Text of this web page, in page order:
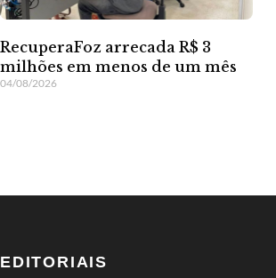
RecuperaFoz arrecada R$ 3
milhões em menos de um mês
04/08/2026
EDITORIAIS